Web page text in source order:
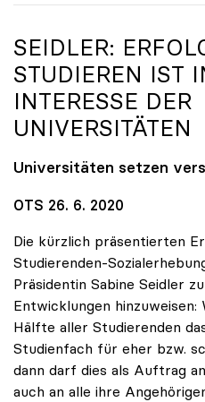
SEIDLER:
STUDIEREN IST
INTERESSE DER
UNIVERSITÄTEN
Universitäten setzen
OTS 26. 6. 2020
Die kürzlich präsentierten
Studierenden-
Präsidentin Sabine Seidler
Entwicklungen hinzuweisen:
Hälfte aller Studierenden
Studienfach für eher bzw.
dann darf dies als Auftrag
auch an alle ihre